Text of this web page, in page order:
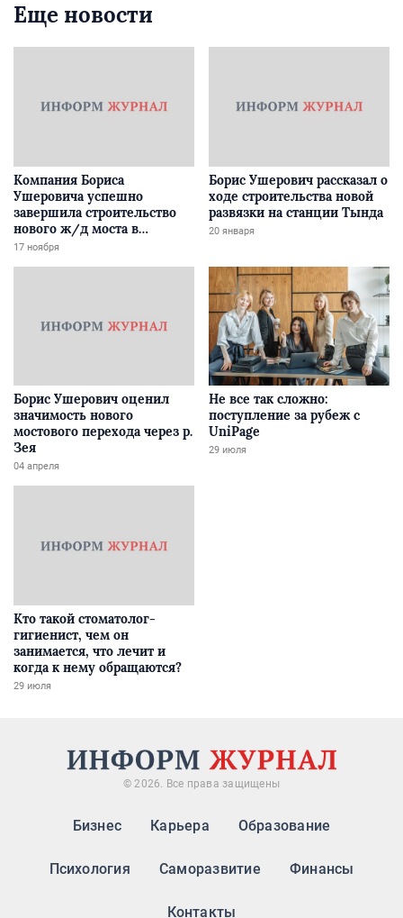
Еще новости
Компания Бориса
Ушеровича успешно
завершила строительство
нового ж/д моста в
Забайкалье
17 ноября
Борис Ушерович рассказал о
ходе строительства новой
развязки на станции Тында
20 января
Борис Ушерович оценил
значимость нового
мостового перехода через р.
Зея
04 апреля
Не все так сложно:
поступление за рубеж с
UniPage
29 июля
Кто такой стоматолог-
гигиенист, чем он
занимается, что лечит и
когда к нему обращаются?
29 июля
© 2026. Все права защищены
Бизнес Карьера Образование
Психология Саморазвитие Финансы
Контакты